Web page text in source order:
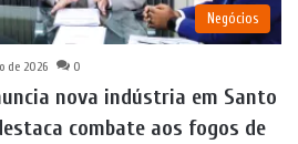
Negócios
de 2026 0
nova indústria em Santo
combate aos fogos de